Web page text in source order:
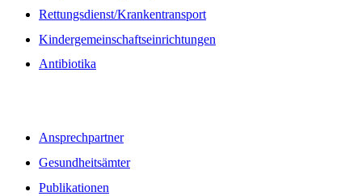
Rettungsdienst/Krankentransport
Kindergemeinschaftseinrichtungen
Antibiotika
Ansprechpartner
Gesundheitsämter
Publikationen